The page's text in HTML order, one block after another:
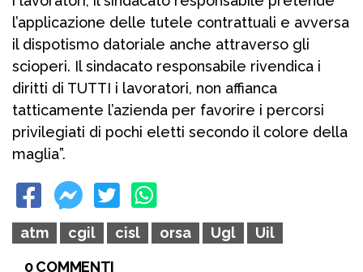
l’applicazione delle tutele contrattuali e avversa
il dispotismo datoriale anche attraverso gli
scioperi. Il sindacato responsabile rivendica i
diritti di TUTTI i lavoratori, non affianca
tatticamente l’azienda per favorire i percorsi
privilegiati di pochi eletti secondo il colore della
maglia”.
atm cgil cisl orsa Ugl
Uil
0 COMMENTI